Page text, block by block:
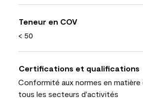
Teneur en COV
< 50
Certifications et qualifications
Conformité aux normes en matière
tous les secteurs d'activités